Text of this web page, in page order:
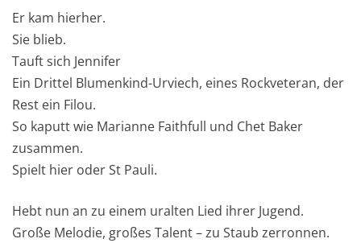
Er kam hierher.
Sie blieb.
Tauft sich Jennifer
Ein Drittel Blumenkind-Urviech, eines Rockveteran, der
Rest ein Filou.
So kaputt wie Marianne Faithfull und Chet Baker
zusammen.
Spielt hier oder St Pauli.
Hebt nun an zu einem uralten Lied ihrer Jugend.
Große Melodie, großes Talent – zu Staub zerronnen.